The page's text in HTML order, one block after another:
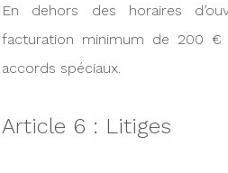
En dehors des horaires
facturation minimum de 200 €
accords spéciaux.
Article 6 : Litiges